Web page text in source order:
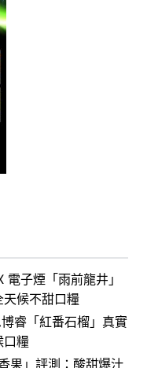
子煙「雨前龍井」
候不甜口糧
睿「紅番石榴」真實
口糧
果」評測：酸甜爆汁